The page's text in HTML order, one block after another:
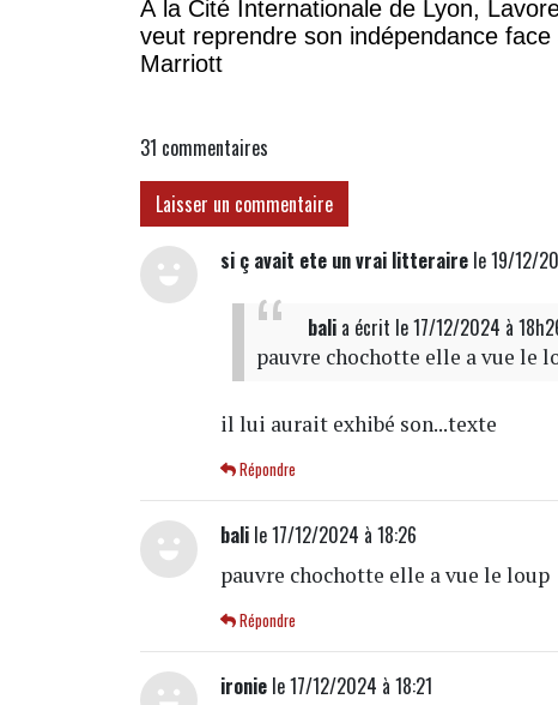
À la Cité Internationale de Lyon,
veut reprendre son indépendance face
Marriott
31 commentaires
Laisser un commentaire
si ç avait ete un vrai litteraire le 19/12/
bali a écrit le 17/12/2024 à
pauvre chochotte elle a vue le
il lui aurait exhibé son...texte
Répondre
bali le 17/12/2024 à 18:26
pauvre chochotte elle a vue le loup
Répondre
ironie le 17/12/2024 à 18:21